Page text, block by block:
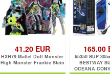
41.20 EUR
HXH79 Mattel Doll Monster
High Monster Frankie Stein
165.00
65350 SUP
BESTWAY
OCEANA